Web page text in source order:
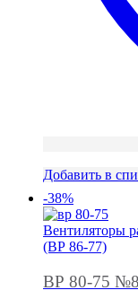
Добавить в
-38%
Вентиляторы
(ВР 86-77)
ВР 80-75